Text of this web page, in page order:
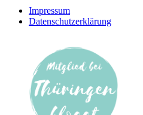
Impressum
Datenschutzerklärung